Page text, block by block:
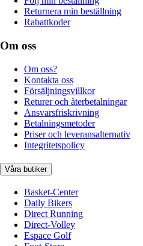
Returnera min beställning
Rabattkoder
Om oss
Om oss?
Kontakta oss
Försäljningsvillkor
Returer och återbetalningar
Ansvarsfriskrivning
Betalningsmetoder
Priser och leveransalternativ
Integritetspolicy
Våra butiker
Basket-Center
Daily Bikers
Direct Running
Direct-Volley
Espace Golf